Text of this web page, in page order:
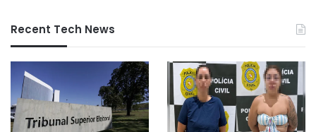
Recent Tech News